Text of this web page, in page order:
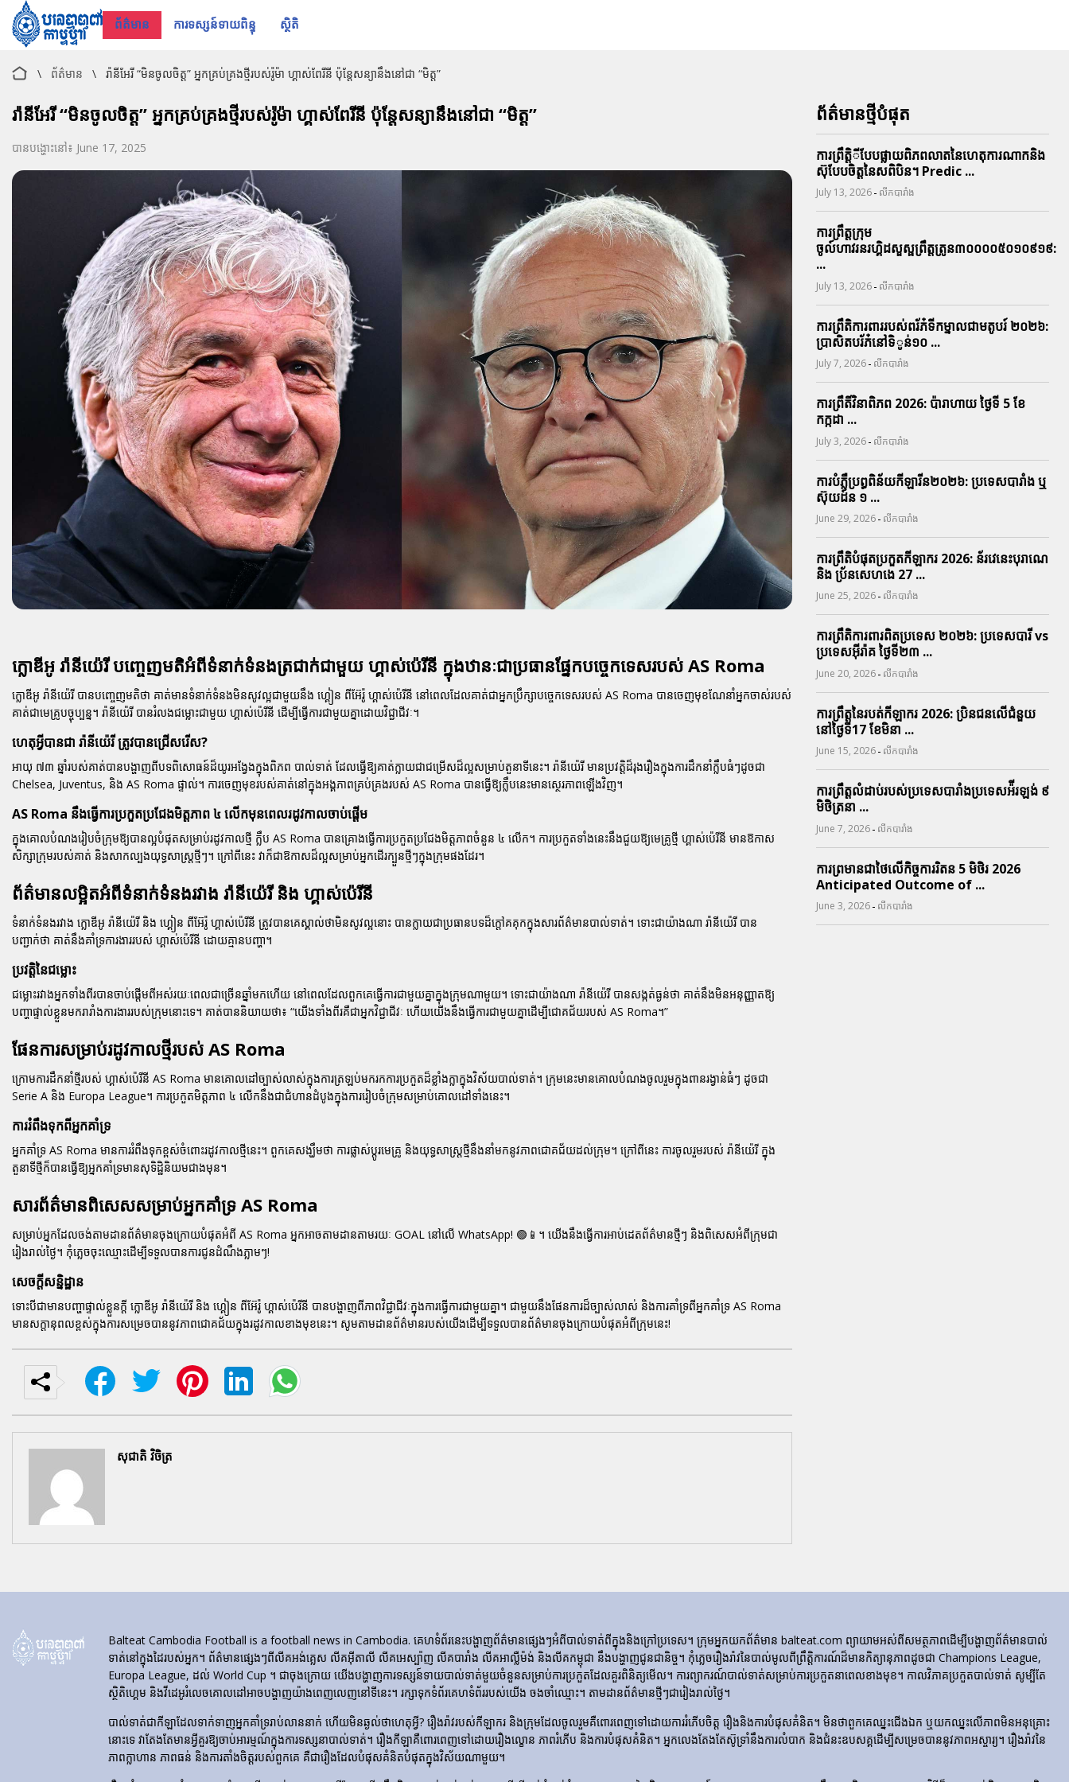
ព័ត៌មាន ការទស្សន៍ទាយពិន្ទុ ស្ថិតិ
\ ព័ត៌មាន \ រ៉ានីអែរី “មិនចូលចិត្ត” អ្នកគ្រប់គ្រងថ្មីរបស់រ៉ូម៉ា ហ្គាស់ពែរីនី ប៉ុន្តែសន្យានឹងនៅជា “មិត្ត”
រ៉ានីអែរី “មិនចូលចិត្ត” អ្នកគ្រប់គ្រងថ្មីរបស់រ៉ូម៉ា ហ្គាស់ពែរីនី ប៉ុន្តែសន្យានឹងនៅជា “មិត្ត”
បានបង្ហោះនៅ៖ June 17, 2025
ក្លោឌីអូ រ៉ានីយ៉េរី បញ្ចេញមតិអំពីទំនាក់ទំនងត្រជាក់ជាមួយ ហ្គាស់ប៉េរីនី ក្នុងឋានៈជាប្រធានផ្នែកបច្ចេកទេសរបស់ AS Roma
ក្លោឌីអូ រ៉ានីយ៉េរី បានបញ្ចេញមតិថា គាត់មានទំនាក់ទំនងមិនសូវល្អជាមួយនឹង ហ្គៀន ពីអ៊ែរ៉ូ ហ្គាស់ប៉េរីនី នៅពេលដែលគាត់ជាអ្នកប្រឹក្សាបច្ចេកទេសរបស់ AS Roma បានចេញមុខណែនាំអ្នកចាស់របស់
គាត់ជាមេគ្រូបច្ចុប្បន្ន។ រ៉ានីយ៉េរី បានរំលងជម្លោះជាមួយ ហ្គាស់ប៉េរីនី ដើម្បីធ្វើការជាមួយគ្នាដោយវិជ្ជាជីវៈ។
ហេតុអ្វីបានជា រ៉ានីយ៉េរី ត្រូវបានជ្រើសរើស?
អាយុ ៧៣ ឆ្នាំរបស់គាត់បានបង្ហាញពីបទពិសោធន៍ដ៏យូរអង្វែងក្នុងពិភព បាល់ទាត់ ដែលធ្វើឱ្យគាត់ក្លាយជាជម្រើសដ៏ល្អសម្រាប់តួនាទីនេះ។ រ៉ានីយ៉េរី មានប្រវត្តិដ៏រុងរឿងក្នុងការដឹកនាំក្លឹបធំៗដូចជា
Chelsea, Juventus, និង AS Roma ផ្ទាល់។ ការចេញមុខរបស់គាត់នៅក្នុងអង្គភាពគ្រប់គ្រងរបស់ AS Roma បានធ្វើឱ្យក្លឹបនេះមានស្ថេរភាពឡើងវិញ។
AS Roma នឹងធ្វើការប្រកួតប្រជែងមិត្តភាព ៤ លើកមុនពេលរដូវកាលចាប់ផ្តើម
ក្នុងគោលបំណងរៀបចំក្រុមឱ្យបានល្អបំផុតសម្រាប់រដូវកាលថ្មី ក្លឹប AS Roma បានគ្រោងធ្វើការប្រកួតប្រជែងមិត្តភាពចំនួន ៤ លើក។ ការប្រកួតទាំងនេះនឹងជួយឱ្យមេគ្រូថ្មី ហ្គាស់ប៉េរីនី មានឱកាស
សិក្សាក្រុមរបស់គាត់ និងសាកល្បងយុទ្ធសាស្ត្រថ្មីៗ។ ក្រៅពីនេះ វាក៏ជាឱកាសដ៏ល្អសម្រាប់អ្នកដើរក្បួនថ្មីៗក្នុងក្រុមផងដែរ។
ព័ត៌មានលម្អិតអំពីទំនាក់ទំនងរវាង រ៉ានីយ៉េរី និង ហ្គាស់ប៉េរីនី
ទំនាក់ទំនងរវាង ក្លោឌីអូ រ៉ានីយ៉េរី និង ហ្គៀន ពីអ៊ែរ៉ូ ហ្គាស់ប៉េរីនី ត្រូវបានគេស្គាល់ថាមិនសូវល្អនោះ បានក្លាយជាប្រធានបទដ៏ក្តៅគគុកក្នុងសារព័ត៌មានបាល់ទាត់។ ទោះជាយ៉ាងណា រ៉ានីយ៉េរី បាន
បញ្ជាក់ថា គាត់នឹងគាំទ្រការងាររបស់ ហ្គាស់ប៉េរីនី ដោយគ្មានបញ្ហា។
ប្រវត្តិនៃជម្លោះ
ជម្លោះរវាងអ្នកទាំងពីរបានចាប់ផ្តើមពីអស់រយៈពេលជាច្រើនឆ្នាំមកហើយ នៅពេលដែលពួកគេធ្វើការជាមួយគ្នាក្នុងក្រុមណាមួយ។ ទោះជាយ៉ាងណា រ៉ានីយ៉េរី បានសង្កត់ធ្ងន់ថា គាត់នឹងមិនអនុញ្ញាតឱ្យ
បញ្ហាផ្ទាល់ខ្លួនមករារាំងការងាររបស់ក្រុមនោះទេ។ គាត់បាននិយាយថា៖ “យើងទាំងពីរគឺជាអ្នកវិជ្ជាជីវៈ ហើយយើងនឹងធ្វើការជាមួយគ្នាដើម្បីជោគជ័យរបស់ AS Roma។”
ផែនការសម្រាប់រដូវកាលថ្មីរបស់ AS Roma
ក្រោមការដឹកនាំថ្មីរបស់ ហ្គាស់ប៉េរីនី AS Roma មានគោលដៅច្បាស់លាស់ក្នុងការត្រឡប់មករកការប្រកួតដ៏ខ្លាំងក្លាក្នុងវិស័យបាល់ទាត់។ ក្រុមនេះមានគោលបំណងចូលរួមក្នុងពានរង្វាន់ធំៗ ដូចជា
Serie A និង Europa League។ ការប្រកួតមិត្តភាព ៤ លើកនឹងជាជំហានដំបូងក្នុងការរៀបចំក្រុមសម្រាប់គោលដៅទាំងនេះ។
ការរំពឹងទុកពីអ្នកគាំទ្រ
អ្នកគាំទ្រ AS Roma មានការរំពឹងទុកខ្ពស់ចំពោះរដូវកាលថ្មីនេះ។ ពួកគេសង្ឃឹមថា ការផ្លាស់ប្តូរមេគ្រូ និងយុទ្ធសាស្ត្រថ្មីនឹងនាំមកនូវភាពជោគជ័យដល់ក្រុម។ ក្រៅពីនេះ ការចូលរួមរបស់ រ៉ានីយ៉េរី ក្នុង
តួនាទីថ្មីក៏បានធ្វើឱ្យអ្នកគាំទ្រមានសុទិដ្ឋិនិយមជាងមុន។
សារព័ត៌មានពិសេសសម្រាប់អ្នកគាំទ្រ AS Roma
សម្រាប់អ្នកដែលចង់តាមដានព័ត៌មានចុងក្រោយបំផុតអំពី AS Roma អ្នកអាចតាមដានតាមរយៈ GOAL នៅលើ WhatsApp! 🟢📱។ យើងនឹងធ្វើការអាប់ដេតព័ត៌មានថ្មីៗ និងពិសេសអំពីក្រុមជា
រៀងរាល់ថ្ងៃ។ កុំភ្លេចចុះឈ្មោះដើម្បីទទួលបានការជូនដំណឹងភ្លាមៗ!
សេចក្តីសន្និដ្ឋាន
ទោះបីជាមានបញ្ហាផ្ទាល់ខ្លួនក្តី ក្លោឌីអូ រ៉ានីយ៉េរី និង ហ្គៀន ពីអ៊ែរ៉ូ ហ្គាស់ប៉េរីនី បានបង្ហាញពីភាពវិជ្ជាជីវៈក្នុងការធ្វើការជាមួយគ្នា។ ជាមួយនឹងផែនការដ៏ច្បាស់លាស់ និងការគាំទ្រពីអ្នកគាំទ្រ AS Roma
មានសក្តានុពលខ្ពស់ក្នុងការសម្រេចបាននូវភាពជោគជ័យក្នុងរដូវកាលខាងមុខនេះ។ សូមតាមដានព័ត៌មានរបស់យើងដើម្បីទទួលបានព័ត៌មានចុងក្រោយបំផុតអំពីក្រុមនេះ!
សុជាតិ វិចិត្រ
ព័ត៌មានថ្មីបំផុត
ការព្រឹតិ្តីបែបផ្លាយពិភពលាតនៃហេតុការណាកនិង
ស៊ុបែបចិត្តនៃសពិបិន។ Predic ...
July 13, 2026 - លីកបារាំង
ការព្រឹត្តក្រុម
ចូល៍ហាវរនរហ្គិដសួស្ផព្រឹត្តត្រូន៣០០០០៥០១០៩១៩:
...
July 13, 2026 - លីកបារាំង
ការព្រឹតិការពាររបស់ពរ័ភ៎ទីកម្នាលជាមតូបរ៍ ២០២៦:
ប្រាសិតបរ័ភ៎នៅទិូន់១០ ...
July 7, 2026 - លីកបារាំង
ការព្រឹតិ៍វិនាពិភព 2026: ប៉ារាហាយ ថ្ងៃទី 5 ខែ
កក្កដា ...
July 3, 2026 - លីកបារាំង
ការបំភ្លឺប្រព្ធ​ពិន័យ​កីឡារីន​២០២៦: ប្រទេស​បារាំង​ ឬ​
ស៊ុយដ៍ន​ ១ ...
June 29, 2026 - លីកបារាំង
ការព្រឹតិបំផុតប្រកួតកីឡាករ 2026: ន័រវេនេះបុរាណេ
និង ប្រ័នសេហងេ 27 ...
June 25, 2026 - លីកបារាំង
ការព្រឹតិការពារ​ពិតប្រទេស ២០២៦: ប្រទេសបារី vs
ប្រទេសអ៊ីរ៉ាគ ថ្ងៃទី​២៣ ...
June 20, 2026 - លីកបារាំង
ការព្រឹត្តនៃរបត់កីឡាករ 2026: ប្រិនជនលើជំនួយ
នៅថ្ងៃទី17 ខែមិនា ...
June 15, 2026 - លីកបារាំង
ការព្រឹត្តលំដាប់របស់ប្រទេសបារាំងប្រទេសអ៉ីរឡង់ ៩
មិថិត្រនា ...
June 7, 2026 - លីកបារាំង
ការព្រមានជាថៃលើកិច្ចការរិតន 5 មិថិរ 2026
Anticipated Outcome of ...
June 3, 2026 - លីកបារាំង
Balteat Cambodia Football is a football news in Cambodia. គេហទំព័រ​នេះ​បង្ហាញ​ព័ត៌មាន​ផ្សេងៗ​អំពី​បាល់ទាត់​ពី​ក្នុង​និង​ក្រៅ​ប្រទេស។ ក្រុមអ្នកយកព័ត៌មាន balteat.com ព្យាយាមអស់ពីសមត្ថភាពដើម្បីបង្ហាញព័ត៌មានបាល់
ទាត់នៅក្នុងដៃរបស់អ្នក។ ព័ត៌មានផ្សេងៗពីលីគអង់គ្លេស លីគអ៊ីតាលី លីគអេស្ប៉ាញ លីគបារាំង លីគអាល្លឺម៉ង់ និងលីគកម្ពុជា នឹងបង្ហាញជូនជានិច្ច។ កុំភ្លេចរឿងរ៉ាវនៃបាល់មូលពីព្រឹត្តិការណ៍ដ៏មានកិត្យានុភាពដូចជា Champions League,
Europa League, ដល់ World Cup ។ ជាចុងក្រោយ យើងបង្ហាញការទស្សន៍ទាយបាល់ទាត់មួយចំនួនសម្រាប់ការប្រកួតដែលគួរពិនិត្យមើល។ ការព្យាករណ៍បាល់ទាត់សម្រាប់ការប្រកួតនាពេលខាងមុខ។ កាលវិភាគប្រកួតបាល់ទាត់ សូម្បីតែ
ស្ថិតិហ្គេម និងវីដេអូរំលេចគោលដៅអាចបង្ហាញយ៉ាងពេញលេញនៅទីនេះ។ រក្សាទុកទំព័រគេហទំព័ររបស់យើង ចងចាំឈ្មោះ។ តាមដានព័ត៌មានថ្មីៗជារៀងរាល់ថ្ងៃ។
បាល់ទាត់​ជា​កីឡា​ដែល​ទាក់​ទាញ​អ្នក​គាំទ្រ​រាប់​លាន​នាក់ ហើយ​មិន​ឆ្ងល់​ថា​ហេតុអ្វី? រឿងរ៉ាវ​របស់​កីឡាករ និង​ក្រុម​ដែល​ចូលរួម​គឺ​ពោរពេញ​ទៅ​ដោយ​ការ​រំភើប​ចិត្ត រឿង​និង​ការ​បំផុស​គំនិត។ មិនថាពួកគេឈ្នះជើងឯក ឬយកឈ្នះលើភាពមិនអនុគ្រោះ
នោះទេ វាតែងតែមានអ្វីគួរឱ្យចាប់អារម្មណ៍ក្នុងការទស្សនាបាល់ទាត់។ រឿង​កីឡា​គឺ​ពោរពេញ​ទៅ​ដោយ​រឿង​ល្ខោន ភាព​រំភើប និង​ការ​បំផុស​គំនិត។ អ្នកលេងតែងតែស៊ូទ្រាំនឹងការលំបាក និងជំនះឧបសគ្គដើម្បីសម្រេចបាននូវភាពអស្ចារ្យ។ រឿងរ៉ាវនៃ
ភាពក្លាហាន ភាពធន់ និងការតាំងចិត្តរបស់ពួកគេ គឺជារឿងដែលបំផុសគំនិតបំផុតក្នុងវិស័យណាមួយ។